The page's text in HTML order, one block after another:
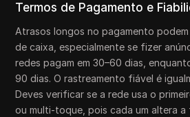
Termos de Pagamento e
Atrasos longos no pagamento
de caixa, especialmente se fizer
redes pagam em 30–60 dias,
90 dias. O rastreamento fiável é
Deves verificar se a rede usa o
ou multi-toque, pois cada um altera a